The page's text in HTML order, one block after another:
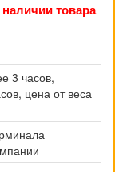
товара
3 часов,
цена от веса